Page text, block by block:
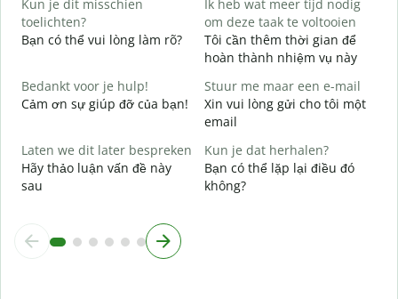
Kun je dit misschien
toelichten?
Bạn có thể vui lòng làm rõ?
Ik heb wat meer tijd nodig
om deze taak te voltooien
Tôi cần thêm thời gian để
hoàn thành nhiệm vụ này
Bedankt voor je hulp!
Cảm ơn sự giúp đỡ của bạn!
Stuur me maar een e-mail
Xin vui lòng gửi cho tôi một
email
Laten we dit later bespreken
Hãy thảo luận vấn đề này
sau
Kun je dat herhalen?
Bạn có thể lặp lại điều đó
không?